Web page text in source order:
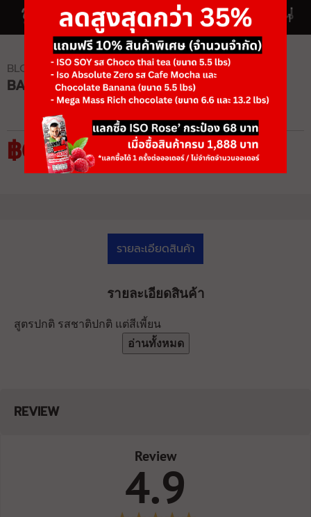
1/1
BLOWOUT
BAAM CUT 100C MAX SHRED
฿0
รายละเอียดสินค้า
รายละเอียดสินค้า
สูตรปกติ รสชาติปกติ แต่สีเพี้ยน
อ่านทั้งหมด
REVIEW
Review
4.9